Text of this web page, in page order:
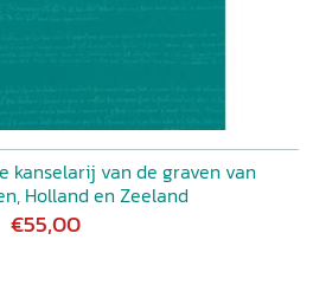
kanselarij van de graven van
Holland en Zeeland
€55,00